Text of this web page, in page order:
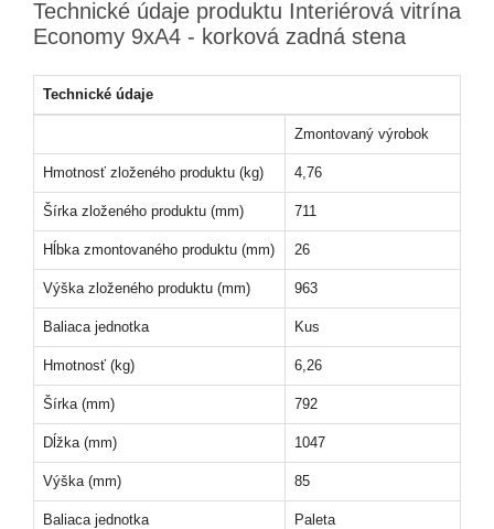
Technické údaje produktu Interiérová vitrína
Economy 9xA4 - korková zadná stena
Technické údaje
Zmontovaný výrobok
Hmotnosť zloženého produktu (kg) 4,76
Šírka zloženého produktu (mm) 711
Hĺbka zmontovaného produktu (mm) 26
Výška zloženého produktu (mm) 963
Baliaca jednotka Kus
Hmotnosť (kg) 6,26
Šírka (mm) 792
Dĺžka (mm) 1047
Výška (mm) 85
Baliaca jednotka Paleta